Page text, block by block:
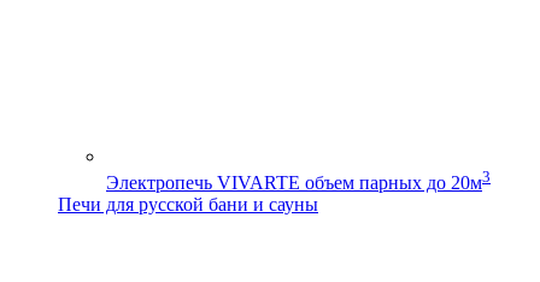
Электропечь VIVARTE объем парных до 20м3
Печи для русской бани и сауны